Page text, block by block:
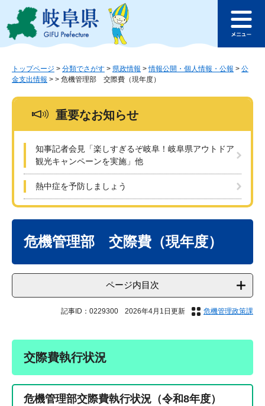
ジ
ュ
このページの本文へ
ュ
トップページ > 分類でさがす > 県政情報 >情報公開・個人情報・公報 > 公
金支出情報 > > 危機管理部 交際費（現年度）
重要なお知らせ
知事記者会見「楽しすぎるぞ岐阜！岐阜県アウトドア
観光キャンペーンを実施」他
熱中症を予防しましょう
危機管理部 交際費（現年度）
ページ内目次
記事ID：0229300 2026年4月1日更新 危機管理政策課
交際費執行状況
危機管理部交際費執行状況（令和8年度）